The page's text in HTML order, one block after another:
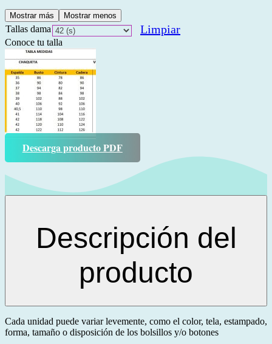
Mostrar más Mostrar menos
Tallas dama Limpiar
Conoce tu talla
Descarga producto PDF
Descripción del
producto
Cada unidad puede variar levemente, como el color, tela, estampado,
forma, tamaño o disposición de los bolsillos y/o botones